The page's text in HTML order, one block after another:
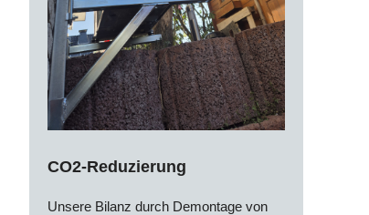
CO2-Reduzierung
Unsere Bilanz durch Demontage von